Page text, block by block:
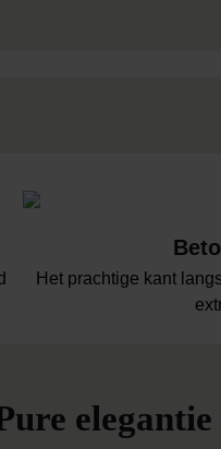
Het prachtige kant
elegantie